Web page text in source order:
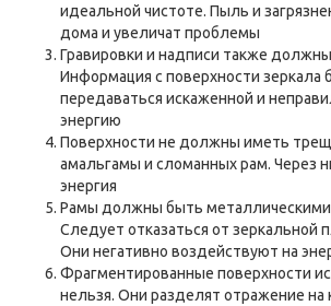
идеальной чистоте. Пыль и
дома и увеличат проблемы
Гравировки и надписи также
Информация с поверхности зеркала
передаваться искаженной и
энергию
Поверхности не должны иметь
амальгамы и сломанных рам. Через
энергия
Рамы должны быть
Следует отказаться от зеркальной
Они негативно воздействуют на
Фрагментированные поверхности
нельзя. Они разделят отражение на